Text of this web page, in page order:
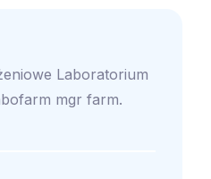
Laboratorium
mgr farm.